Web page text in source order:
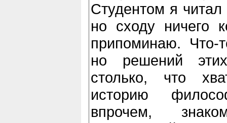
Студентом я читал
но сходу ничего
припоминаю. Что-
но решений
столько, что
историю
впрочем,